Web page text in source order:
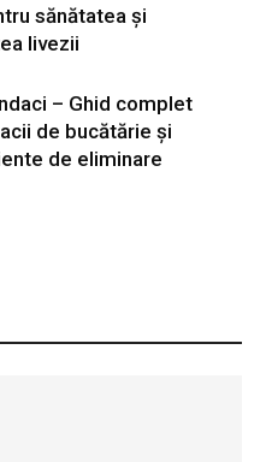
sănătatea și
livezii
– Ghid complet
de bucătărie și
de eliminare